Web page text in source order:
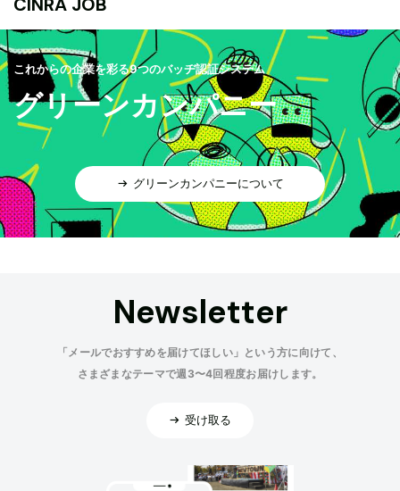
CINRA JOB
これからの企業を彩る9つのバッヂ認証システム
グリーンカンパニー
グリーンカンパニーについて
Newsletter
「メールでおすすめを届けてほしい」という方に向けて、
さまざまなテーマで週3〜4回程度お届けします。
受け取る